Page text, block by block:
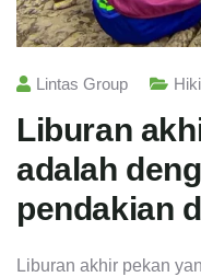
Lintas Group
Liburan
adalah
pendakian
Liburan akhir pekan